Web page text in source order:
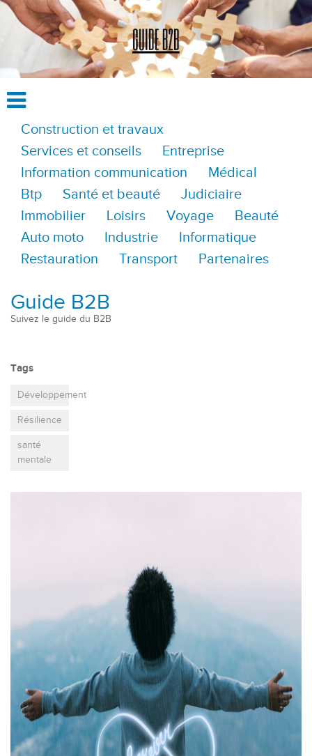
Construction et travaux
Services et conseils
Entreprise
Information communication
Médical
Btp
Santé et beauté
Judiciaire
Immobilier
Loisirs Voyage
Beauté
Auto moto
Industrie
Informatique
Restauration
Transport Partenaires
Guide B2B
Suivez le guide du B2B
Tags
Développement
Résilience
santé
mentale